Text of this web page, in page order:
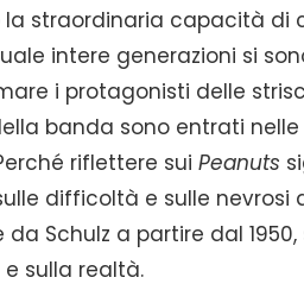
straordinaria capacità di
intere generazioni si
i protagonisti delle
banda sono entrati
riflettere suiPeanuts
difficoltà e sulle nevrosi
da Schulz a partire dal
sulla realtà.